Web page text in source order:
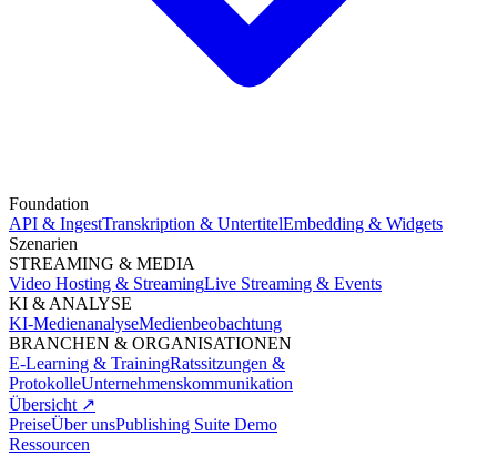
Foundation
API & IngestTranskription & UntertitelEmbedding & Widgets
Szenarien
STREAMING & MEDIA
Video Hosting & StreamingLive Streaming & Events
KI & ANALYSE
KI-MedienanalyseMedienbeobachtung
BRANCHEN & ORGANISATIONEN
E-Learning & TrainingRatssitzungen &
ProtokolleUnternehmenskommunikation
Übersicht ↗
PreiseÜber unsPublishing Suite Demo
Ressourcen